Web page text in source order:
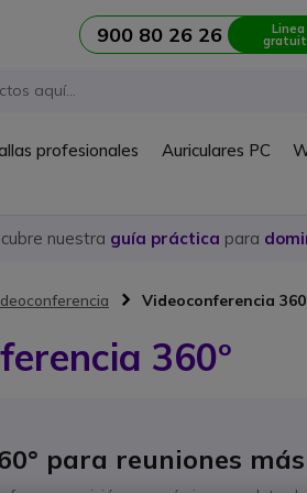
900 80 26 26 Linea
profesionales Auriculares PC
nuestra guía práctica para
Videoconferencia
360º
para reuniones